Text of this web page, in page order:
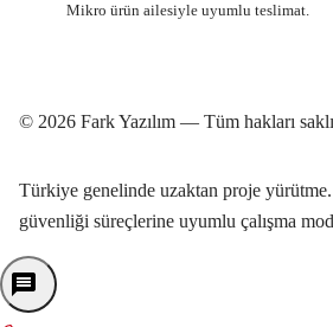
Mikro ürün ailesiyle uyumlu teslimat.
© 2026 Fark Yazılım — Tüm hakları
Türkiye genelinde uzaktan proje
güvenliği süreçlerine uyumlu çalışma